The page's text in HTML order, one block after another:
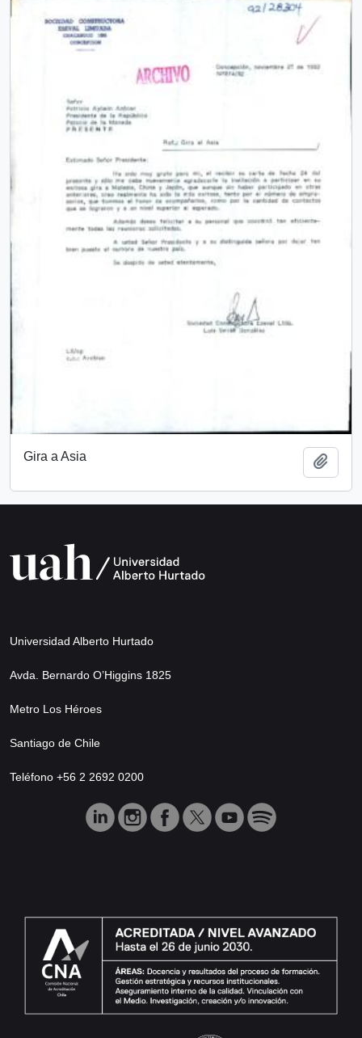
Gira a Asia
Universidad Alberto Hurtado
Avda. Bernardo O’Higgins 1825
Metro Los Héroes
Santiago de Chile
Teléfono +56 2 2692 0200